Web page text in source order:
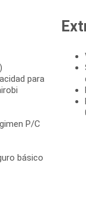
para
P/C
básico